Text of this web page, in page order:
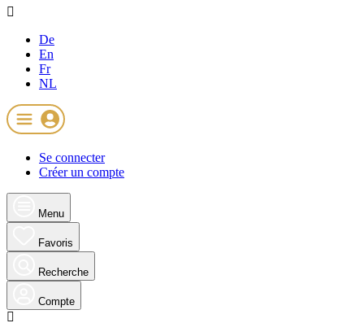
De
En
Fr
NL
Se connecter
Créer un compte
Menu
Favoris
Recherche
Compte